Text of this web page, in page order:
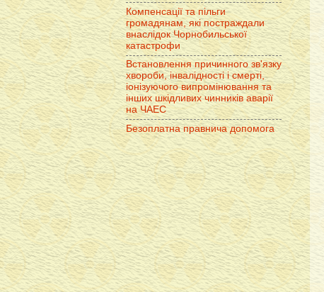
Компенсації та пільги
громадянам, які постраждали
внаслідок Чорнобильської
катастрофи
Встановлення причинного зв'язку
хвороби, інвалідності і смерті,
іонізуючого випромінювання та
інших шкідливих чинників аварії
на ЧАЕС
Безоплатна правнича допомога